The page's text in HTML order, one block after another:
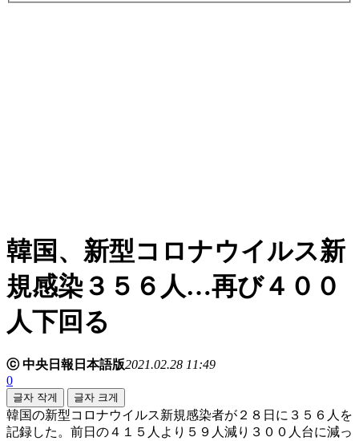
韓国、新型コロナウイルス新
規感染３５６人…再び４００
人下回る
ⓒ 中央日報日本語版2021.02.28 11:49
0
글자 작게 글자 크게
韓国の新型コロナウイルス新規感染者が２８日に３５６人を
記録した。前日の４１５人より５９人減り３００人台に減っ